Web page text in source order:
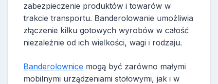
zabezpieczenie produktów i towarów w
trakcie transportu. Banderolowanie umożliwia
złączenie kilku gotowych wyrobów w całość
niezależnie od ich wielkości, wagi i rodzaju.
Banderolownice mogą być zarówno małymi
mobilnymi urządzeniami stołowymi, jak i w